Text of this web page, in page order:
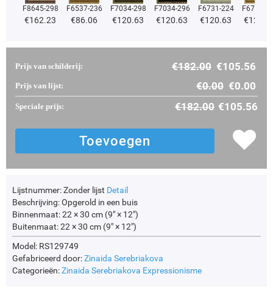
F8645-298
€162.23
F6537-236
€86.06
F7034-298
€120.63
F7034-296
€120.63
F6731-224
€120.63
F6731-
€
Prijs van schilderij: €182.00 €105.56
Prijs van lijst: €0.00 €0.00
Speciale prijs: €182.00 €105.56
Lijstnummer:Zonder lijst Detail
Beschrijving:Opgerold in een buis
Binnenmaat:22 × 30 cm (9" × 12")
Buitenmaat:22 × 30 cm (9" × 12")
Model: RS129749
Gefabriceerd door:Zinaida Serebriakova
Categorieën:Zinaida Serebriakova Expressionisme